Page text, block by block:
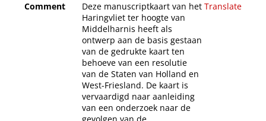
Comment
Deze manuscriptkaart van het
Haringvliet ter hoogte van
Middelharnis heeft als
ontwerp aan de basis gestaan
van de gedrukte kaart ten
behoeve van een resolutie
van de Staten van Holland en
West-Friesland. De kaart is
vervaardigd naar aanleiding
van een onderzoek naar de
Translate